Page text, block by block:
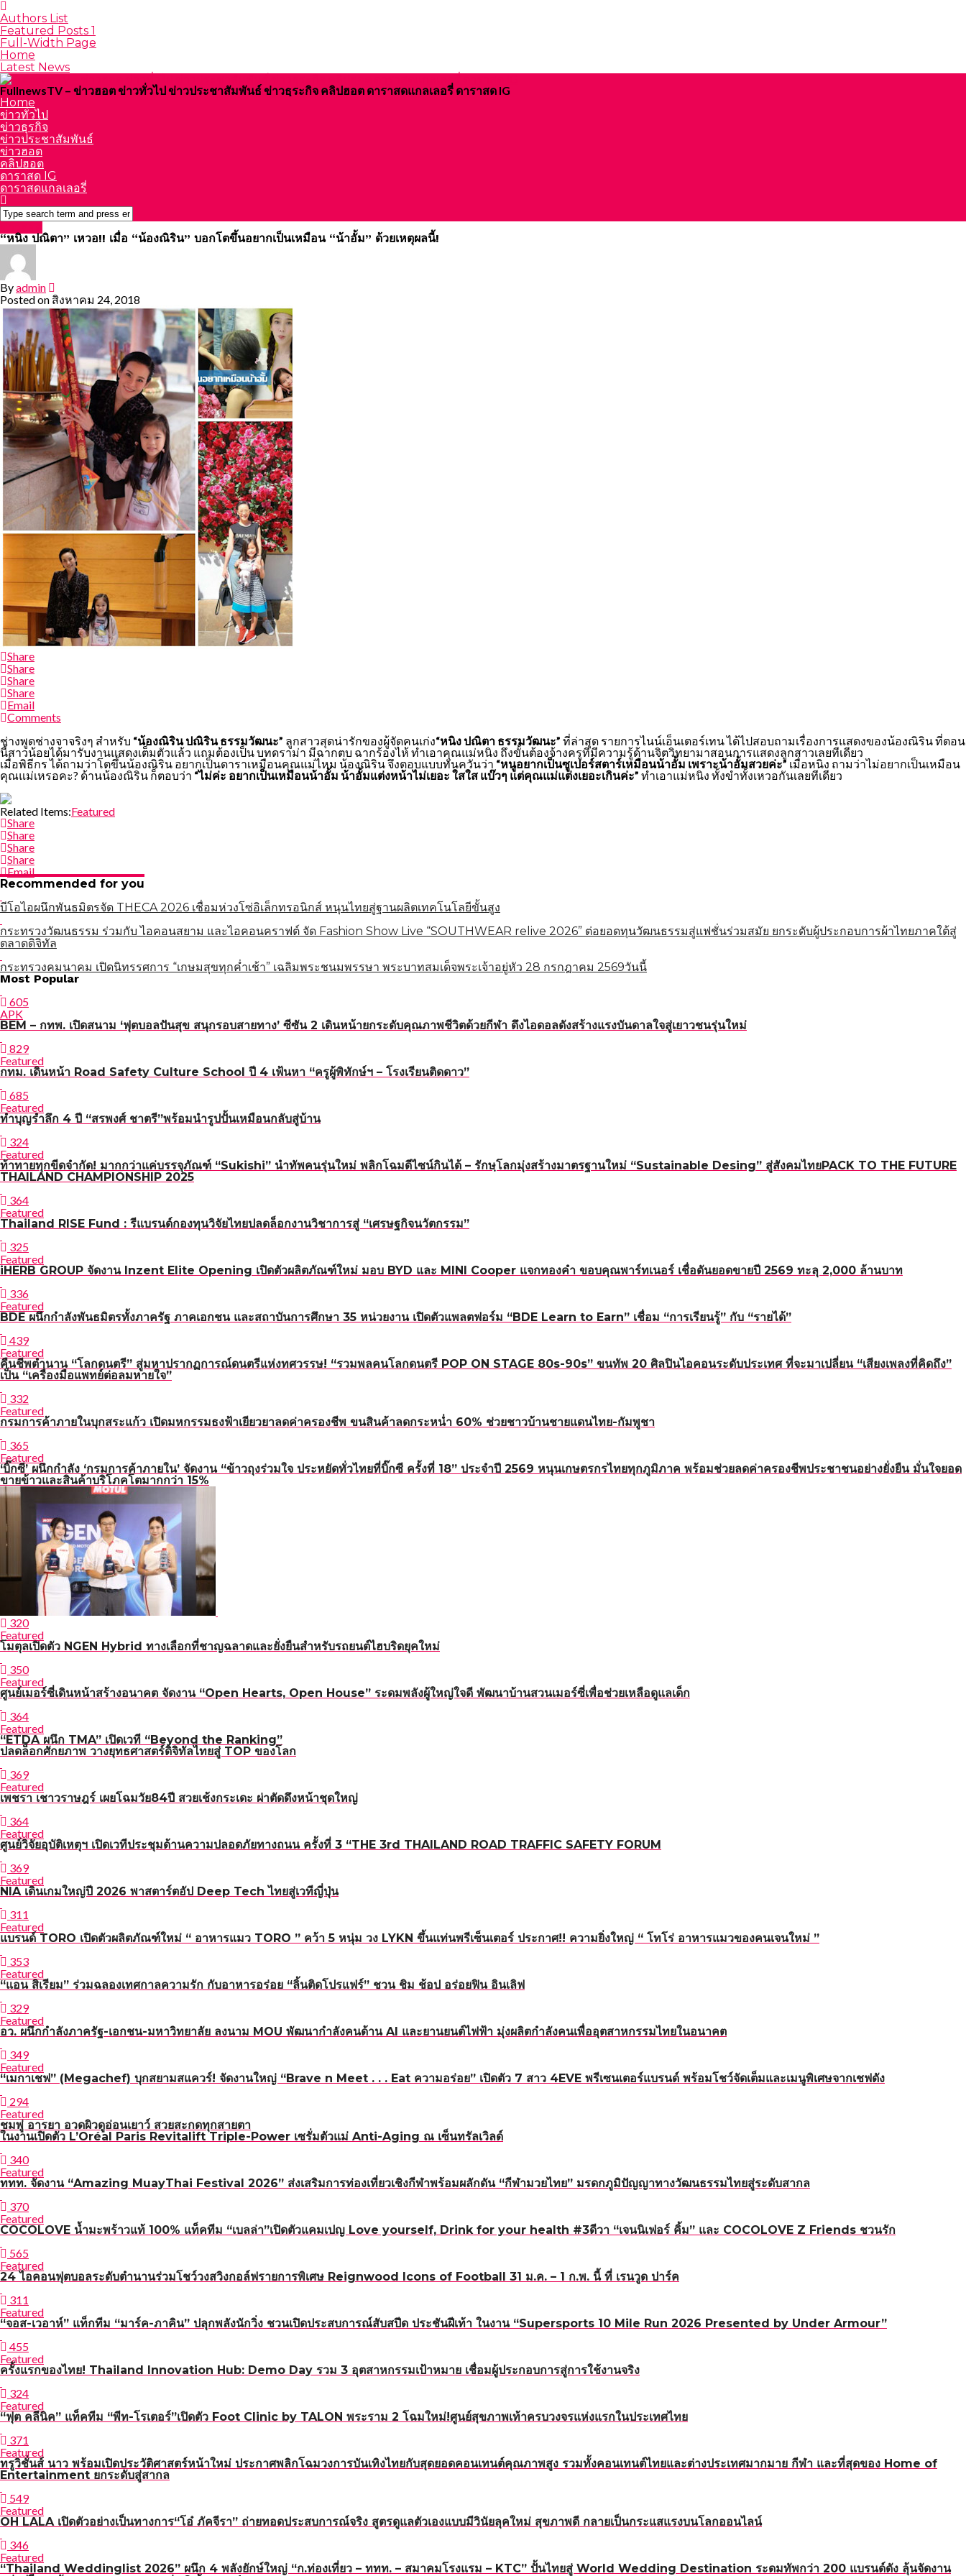
Authors List
Featured Posts 1
Full-Width Page
Home
Latest News
FullnewsTV – ข่าวฮอต ข่าวทั่วไป ข่าวประชาสัมพันธ์ ข่าวธุระกิจ คลิปฮอต ดาราสดแกลเลอรี่ ดาราสด IG
Home
ข่าวทั่วไป
ข่าวธุรกิจ
ข่าวประชาสัมพันธ์
ข่าวฮอต
คลิปฮอต
ดาราสด IG
ดาราสดแกลเลอรี่
“หนิง ปณิตา” เหวอ!! เมื่อ “น้องณิริน” บอกโตขึ้นอยากเป็นเหมือน “น้าอั้ม” ด้วยเหตุผลนี้!
Byadmin
Posted on สิงหาคม 24, 2018
Share
Share
Share
Share
Email
Comments
ช่างพูดช่างจาจริงๆ สำหรับ “น้องณิริน ปณิริน ธรรมวัฒนะ” ลูกสาวสุดน่ารักของผู้จัดคนเก่ง“หนิง ปณิตา ธรรมวัฒนะ” ที่ล่าสุด รายการไนน์เอ็นเตอร์เทน ได้ไปสอบถามเรื่องการแสดงของน้องณิริน ที่ตอน
นี้สาวน้อยได้มารับงานแสดงเต็มตัวแล้ว แถมต้องเป็น บทดราม่า มีฉากตบ ฉากร้องไห้ ทำเอาคุณแม่หนิง ถึงขั้นต้องจ้างครูที่มีความรู้ด้านจิตวิทยามาสอนการแสดงลูกสาวเลยทีเดียว
เมื่อพิธีกร ได้ถามว่าโตขึ้นน้องณิริน อยากเป็นดาราเหมือนคุณแม่ไหม น้องณิริน จึงตอบแบบทันควันว่า “หนูอยากเป็นซูเปอร์สตาร์เหมือนน้าอั้ม เพราะน้าอั้มสวยค่ะ” เมื่อหนิง ถามว่าไม่อยากเป็นเหมือน
คุณแม่เหรอคะ? ด้านน้องณิริน ก็ตอบว่า “ไม่ค่ะ อยากเป็นเหมือนน้าอั้ม น้าอั้มแต่งหน้าไม่เยอะ ใสใส แบ๊วๆ แต่คุณแม่แต่งเยอะเกินค่ะ” ทำเอาแม่หนิง ทั้งขำทั้งเหวอกันเลยทีเดียว
Related Items:Featured
Share
Share
Share
Share
Email
Recommended for you
บีโอไอผนึกพันธมิตรจัด THECA 2026 เชื่อมห่วงโซ่อิเล็กทรอนิกส์ หนุนไทยสู่ฐานผลิตเทคโนโลยีขั้นสูง
กระทรวงวัฒนธรรม ร่วมกับ ไอคอนสยาม และไอคอนคราฟต์ จัด Fashion Show Live “SOUTHWEAR relive 2026” ต่อยอดทุนวัฒนธรรมสู่แฟชั่นร่วมสมัย ยกระดับผู้ประกอบการผ้าไทยภาคใต้สู่
ตลาดดิจิทัล
กระทรวงคมนาคม เปิดนิทรรศการ “เกษมสุขทุกค่ำเช้า” เฉลิมพระชนมพรรษา พระบาทสมเด็จพระเจ้าอยู่หัว 28 กรกฎาคม 2569วันนี้
แนะแนว
Most Popular
605
APK
BEM – กทพ. เปิดสนาม ‘ฟุตบอลปันสุข สนุกรอบสายทาง’ ซีซัน 2 เดินหน้ายกระดับคุณภาพชีวิตด้วยกีฬา ดึงไอดอลดังสร้างแรงบันดาลใจสู่เยาวชนรุ่นใหม่
829
Featured
กทม. เดินหน้า Road Safety Culture School ปี 4 เฟ้นหา “ครูผู้พิทักษ์ฯ – โรงเรียนติดดาว”
685
Featured
ทำบุญรำลึก 4 ปี “สรพงศ์ ชาตรี”พร้อมนำรูปปั้นเหมือนกลับสู่บ้าน
324
Featured
ท้าทายทุกขีดจำกัด! มากกว่าแค่บรรจุภัณฑ์ “Sukishi” นำทัพคนรุ่นใหม่ พลิกโฉมดีไซน์กินได้ – รักษฺโลกมุ่งสร้างมาตรฐานใหม่ “Sustainable Desing” สู่สังคมไทยPACK TO THE FUTURE
THAILAND CHAMPIONSHIP 2025
364
Featured
Thailand RISE Fund : รีแบรนด์กองทุนวิจัยไทยปลดล็อกงานวิชาการสู่ “เศรษฐกิจนวัตกรรม”
325
Featured
iHERB GROUP จัดงาน Inzent Elite Opening เปิดตัวผลิตภัณฑ์ใหม่ มอบ BYD และ MINI Cooper แจกทองคำ ขอบคุณพาร์ทเนอร์ เชื่อดันยอดขายปี 2569 ทะลุ 2,000 ล้านบาท
336
Featured
BDE ผนึกกำลังพันธมิตรทั้งภาครัฐ ภาคเอกชน และสถาบันการศึกษา 35 หน่วยงาน เปิดตัวแพลตฟอร์ม “BDE Learn to Earn” เชื่อม “การเรียนรู้” กับ “รายได้”
439
Featured
คืนชีพตำนาน “โลกดนตรี” สู่มหาปรากฏการณ์ดนตรีแห่งทศวรรษ! “รวมพลคนโลกดนตรี POP ON STAGE 80s-90s” ขนทัพ 20 ศิลปินไอคอนระดับประเทศ ที่จะมาเปลี่ยน “เสียงเพลงที่คิดถึง”
เป็น “เครื่องมือแพทย์ต่อลมหายใจ”
332
Featured
กรมการค้าภายในบุกสระแก้ว เปิดมหกรรมธงฟ้าเยียวยาลดค่าครองชีพ ขนสินค้าลดกระหน่ำ 60% ช่วยชาวบ้านชายแดนไทย-กัมพูชา
365
Featured
‘บิ๊กซี’ ผนึกกำลัง ‘กรมการค้าภายใน’ จัดงาน “ข้าวถุงร่วมใจ ประหยัดทั่วไทยที่บิ๊กซี ครั้งที่ 18” ประจำปี 2569 หนุนเกษตรกรไทยทุกภูมิภาค พร้อมช่วยลดค่าครองชีพประชาชนอย่างยั่งยืน มั่นใจยอด
ขายข้าวและสินค้าบริโภคโตมากกว่า 15%
320
Featured
โมตุลเปิดตัว NGEN Hybrid ทางเลือกที่ชาญฉลาดและยั่งยืนสำหรับรถยนต์ไฮบริดยุคใหม่
350
Featured
ศูนย์เมอร์ซี่เดินหน้าสร้างอนาคต จัดงาน “Open Hearts, Open House” ระดมพลังผู้ใหญ่ใจดี พัฒนาบ้านสวนเมอร์ซี่เพื่อช่วยเหลือดูแลเด็ก
364
Featured
“ETDA ผนึก TMA” เปิดเวที “Beyond the Ranking”
ปลดล็อกศักยภาพ วางยุทธศาสตร์ดิจิทัลไทยสู่ TOP ของโลก
369
Featured
เพชรา เชาวราษฎร์ เผยโฉมวัย84ปี สวยเช้งกระเดะ ผ่าตัดดึงหน้าชุดใหญ่
364
Featured
ศูนย์วิจัยอุบัติเหตุฯ เปิดเวทีประชุมด้านความปลอดภัยทางถนน ครั้งที่ 3 “THE 3rd THAILAND ROAD TRAFFIC SAFETY FORUM
369
Featured
NIA เดินเกมใหญ่ปี 2026 พาสตาร์ตอัป Deep Tech ไทยสู่เวทีญี่ปุ่น
311
Featured
แบรนด์ TORO เปิดตัวผลิตภัณฑ์ใหม่ “ อาหารแมว TORO ” คว้า 5 หนุ่ม วง LYKN ขึ้นแท่นพรีเซ็นเตอร์ ประกาศ!! ความยิ่งใหญ่ “ โทโร่ อาหารแมวของคนเจนใหม่ ”
353
Featured
“แอน สิเรียม” ร่วมฉลองเทศกาลความรัก กับอาหารอร่อย “ลิ้นติดโปรแฟร์” ชวน ชิม ช้อป อร่อยฟิน อินเลิฟ
329
Featured
อว. ผนึกกำลังภาครัฐ-เอกชน-มหาวิทยาลัย ลงนาม MOU พัฒนากำลังคนด้าน AI และยานยนต์ไฟฟ้า มุ่งผลิตกำลังคนเพื่ออุตสาหกรรมไทยในอนาคต
349
Featured
“เมกาเชฟ” (Megachef) บุกสยามสแควร์! จัดงานใหญ่ “Brave n Meet . . . Eat ความอร่อย” เปิดตัว 7 สาว 4EVE พรีเซนเตอร์แบรนด์ พร้อมโชว์จัดเต็มและเมนูพิเศษจากเชฟดัง
294
Featured
ชมพู่ อารยา อวดผิวดูอ่อนเยาว์ สวยสะกดทุกสายตา
ในงานเปิดตัว L’Oréal Paris Revitalift Triple-Power เซรั่มตัวแม่ Anti-Aging ณ เซ็นทรัลเวิลด์
340
Featured
ททท. จัดงาน “Amazing MuayThai Festival 2026” ส่งเสริมการท่องเที่ยวเชิงกีฬาพร้อมผลักดัน “กีฬามวยไทย” มรดกภูมิปัญญาทางวัฒนธรรมไทยสู่ระดับสากล
370
Featured
COCOLOVE น้ำมะพร้าวแท้ 100% แท็คทีม “เบลล่า”เปิดตัวแคมเปญ Love yourself, Drink for your health #3ดีวา “เจนนิเฟอร์ คิ้ม” และ COCOLOVE Z Friends ชวนรัก
565
Featured
24 ไอคอนฟุตบอลระดับตำนานร่วมโชว์วงสวิงกอล์ฟรายการพิเศษ Reignwood Icons of Football 31 ม.ค. – 1 ก.พ. นี้ ที่ เรนวูด ปาร์ค
311
Featured
“จอส-เวอาห์” แท็กทีม “มาร์ค-ภาคิน” ปลุกพลังนักวิ่ง ชวนเปิดประสบการณ์สับสปีด ประชันฝีเท้า ในงาน “Supersports 10 Mile Run 2026 Presented by Under Armour”
455
Featured
ครั้งแรกของไทย! Thailand Innovation Hub: Demo Day รวม 3 อุตสาหกรรมเป้าหมาย เชื่อมผู้ประกอบการสู่การใช้งานจริง
324
Featured
“ฟุต คลีนิค” แท็คทีม “พีท-โรเตอร์”เปิดตัว Foot Clinic by TALON พระราม 2 โฉมใหม่!ศูนย์สุขภาพเท้าครบวงจรแห่งแรกในประเทศไทย
371
Featured
ทรูวิชั่นส์ นาว พร้อมเปิดประวัติศาสตร์หน้าใหม่ ประกาศพลิกโฉมวงการบันเทิงไทยกับสุดยอดคอนเทนต์คุณภาพสูง รวมทั้งคอนเทนต์ไทยและต่างประเทศมากมาย กีฬา และที่สุดของ Home of
Entertainment ยกระดับสู่สากล
549
Featured
OH LALA เปิดตัวอย่างเป็นทางการ“โอ๋ ภัคจีรา” ถ่ายทอดประสบการณ์จริง สูตรดูแลตัวเองแบบมีวินัยลุคใหม่ สุขภาพดี กลายเป็นกระแสแรงบนโลกออนไลน์
346
Featured
“Thailand Weddinglist 2026” ผนึก 4 พลังยักษ์ใหญ่ “ก.ท่องเที่ยว – ททท. – สมาคมโรงแรม – KTC” ปั้นไทยสู่ World Wedding Destination ระดมทัพกว่า 200 แบรนด์ดัง ลุ้นจัดงาน